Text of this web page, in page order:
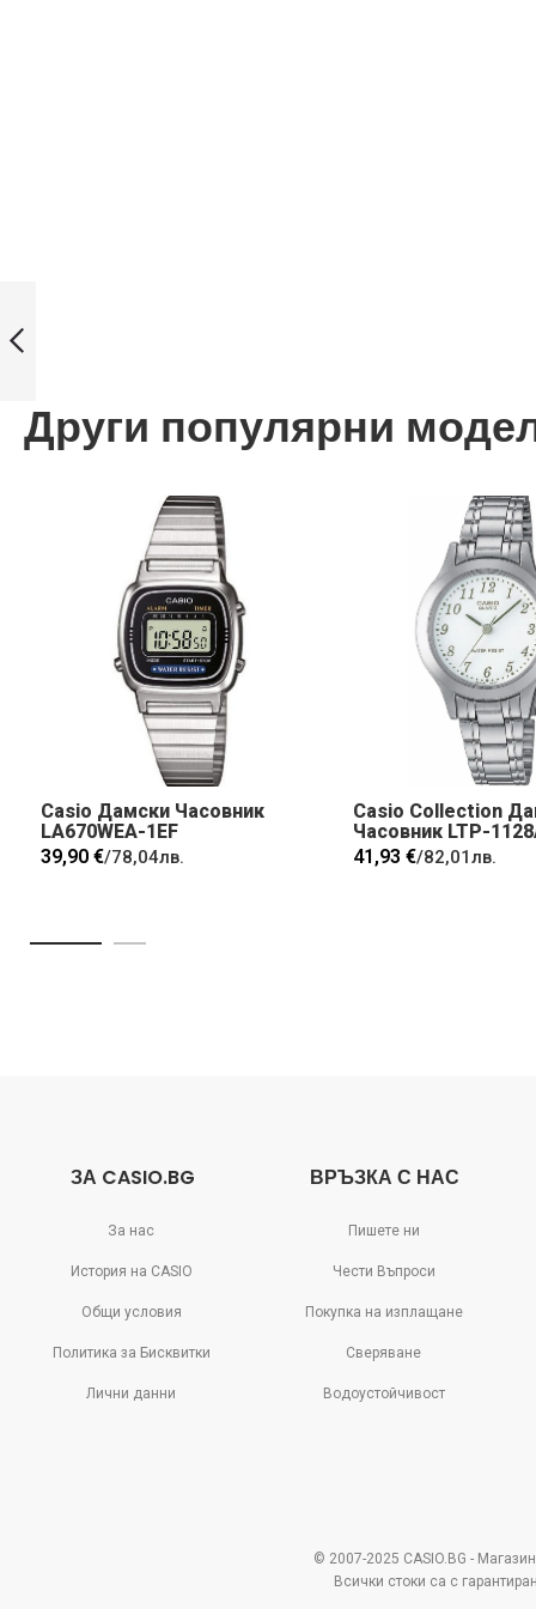
Други популярни
Casio Дамски Часовник
LA670WEA-1EF
39,90 €/78,04лв.
Casio Collection
Часовник LTP-
41,93 €/82,01лв.
ЗА CASIO.BG
За нас
История на CASIO
Общи условия
Политика за Бисквитки
Лични данни
ВРЪЗКА С НАС
Пишете ни
Чести Въпроси
Покупка на изплащане
Сверяване
Водоустойчивост
© 2007-2025 CASIO.BG -
Всички стоки са с